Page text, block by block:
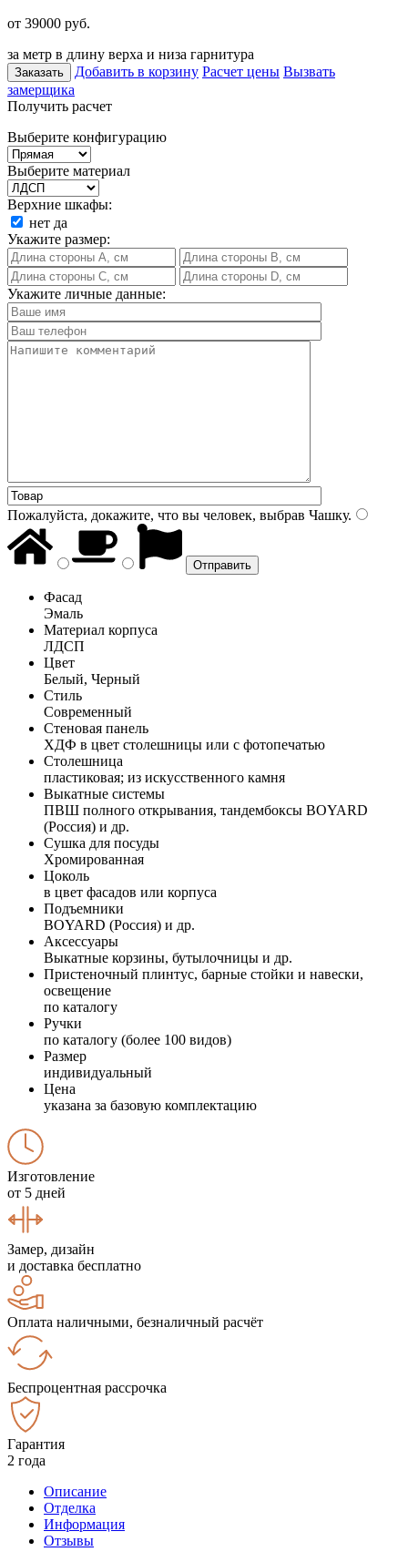
от 39000 руб.
за метр в длину верха и низа гарнитура
Заказать Добавить в корзину Расчет цены Вызвать
замерщика
Получить расчет
Выберите конфигурацию
Выберите материал
Верхние шкафы:
нет да
Укажите размер:
Укажите личные данные:
Пожалуйста, докажите, что вы человек, выбрав Чашку.
Фасад
Эмаль
Материал корпуса
ЛДСП
Цвет
Белый, Черный
Стиль
Современный
Стеновая панель
ХДФ в цвет столешницы или с фотопечатью
Столешница
пластиковая; из искусственного камня
Выкатные системы
ПВШ полного открывания, тандембоксы BOYARD
(Россия) и др.
Сушка для посуды
Хромированная
Цоколь
в цвет фасадов или корпуса
Подъемники
BOYARD (Россия) и др.
Аксессуары
Выкатные корзины, бутылочницы и др.
Пристеночный плинтус, барные стойки и навески,
освещение
по каталогу
Ручки
по каталогу (более 100 видов)
Размер
индивидуальный
Цена
указана за базовую комплектацию
Изготовление
от 5 дней
Замер, дизайн
и доставка бесплатно
Оплата наличными, безналичный расчёт
Беспроцентная рассрочка
Гарантия
2 года
Описание
Отделка
Информация
Отзывы